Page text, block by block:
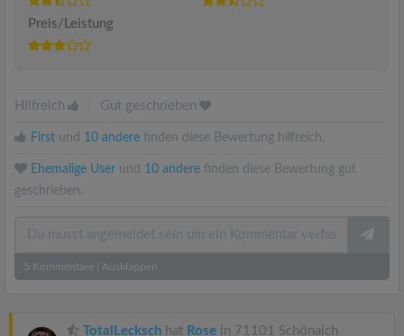
Preis/Leistung
Hilfreich Gut geschrieben
First und 10 andere finden diese Bewertung hilfreich.
Ehemalige User und 10 andere finden diese Bewertung gut
geschrieben.
5 Kommentare Ausklappen
TotalLecksch hat Rose in 71101 Schönaich